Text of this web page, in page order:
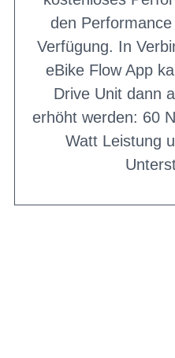
den
Verfügung. In
eBike Flow App
Drive Unit dann
erhöht werden: 60
Watt Leistung